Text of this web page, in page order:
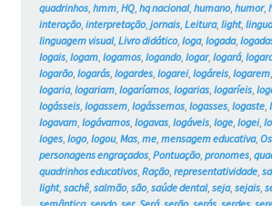
quadrinhos, hmm, HQ, hq nacional, humano, humor,
interação, interpretação, jornais, Leitura, light,
linguagem visual, Livro didático, loga, logada,
logais, logam, logamos, logando, logar, logará,
logarão, logarás, logardes, logarei, logáreis, logarem,
logaria, logariam, logaríamos, logarias, logaríeis,
logásseis, logassem, logássemos, logasses, logaste,
logavam, logávamos, logavas, logáveis, loge, logei,
loges, logo, logou, Mas, me, mensagem educativa, Os
personagens engraçados, Pontuação, pronomes,
quadrinhos educativos, Ração, representatividade,
light, sachê, salmão, são, saúde dental, seja, sejais,